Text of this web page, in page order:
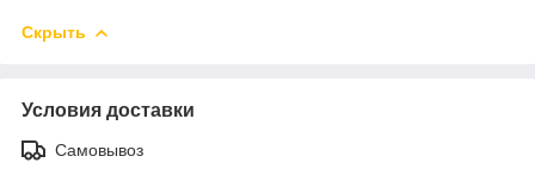
Скрыть
Условия доставки
Самовывоз